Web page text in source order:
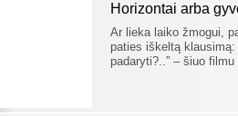
Horizontai arba
Ar lieka laiko žmogui,
paties iškeltą
padaryti?..” – šiuo